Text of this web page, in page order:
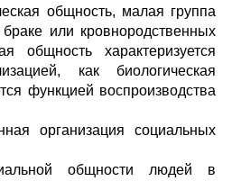
общность, малая группа
или кровнородственных
общность характеризуется
как биологическая
функцией воспроизводства
организация социальных
общности людей в